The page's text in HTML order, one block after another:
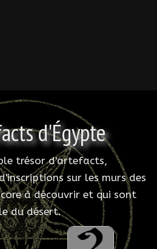
d'Égypte
trésor d'artefacts,
sur les murs des
à découvrir et qui sont
du désert.